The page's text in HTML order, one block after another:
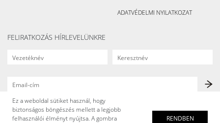
ADATVÉDELMI NYILATKOZAT
FELIRATKOZÁS HÍRLEVELÜNKRE
Ez a weboldal sütiket használ, hogy
biztonságos böngészés mellett a legjobb
felhasználói élményt nyújtsa. A gombra
RENDBEN